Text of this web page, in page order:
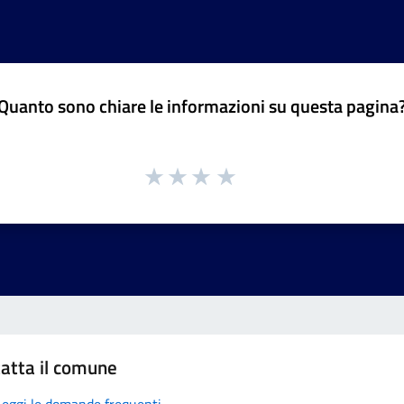
sono chiare le informazioni su questa
il comune